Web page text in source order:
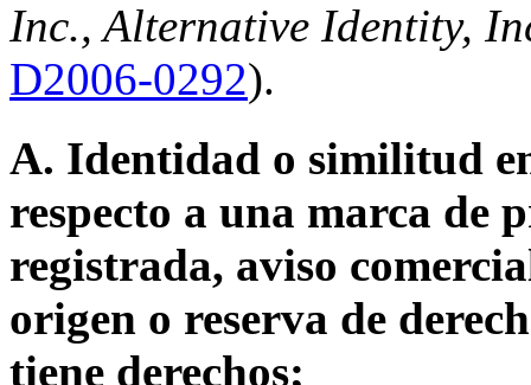
Inc., Alternative Identity,
D2006-0292).
A. Identidad o similitud
respecto a una marca de
registrada, aviso
origen o reserva de
tiene derechos;